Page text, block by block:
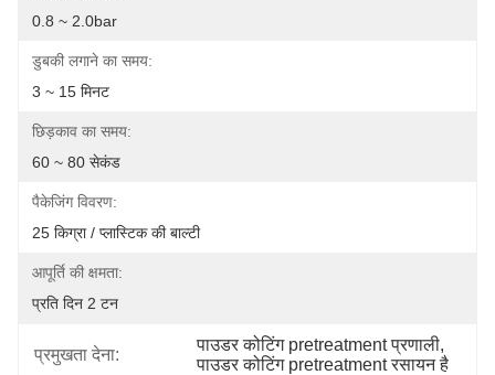
0.8 ~ 2.0bar
डुबकी लगाने का समय:
3 ~ 15 मिनट
छिड़काव का समय:
60 ~ 80 सेकंड
पैकेजिंग विवरण:
25 किग्रा / प्लास्टिक की बाल्टी
आपूर्ति की क्षमता:
प्रति दिन 2 टन
प्रमुखता देना:
पाउडर कोटिंग pretreatment प्रणाली,
पाउडर कोटिंग pretreatment रसायन है